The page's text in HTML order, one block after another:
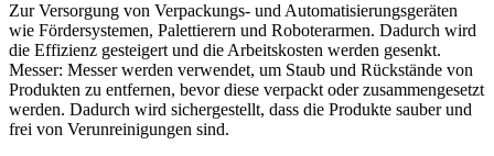
Zur Versorgung von Verpackungs- und Automatisierungsgeräten
wie Fördersystemen, Palettierern und Roboterarmen. Dadurch wird
die Effizienz gesteigert und die Arbeitskosten werden gesenkt.
Messer: Messer werden verwendet, um Staub und Rückstände von
Produkten zu entfernen, bevor diese verpackt oder zusammengesetzt
werden. Dadurch wird sichergestellt, dass die Produkte sauber und
frei von Verunreinigungen sind.